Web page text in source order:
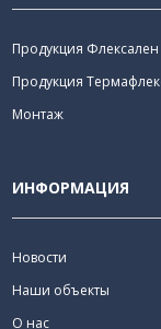
Продукция Флексален
Продукция
Монтаж
ИНФОРМАЦИЯ
Новости
Наши объекты
О нас